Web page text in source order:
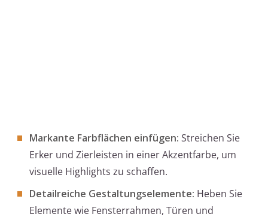
Markante Farbflächen einfügen: Streichen Sie
Erker und Zierleisten in einer Akzentfarbe, um
visuelle Highlights zu schaffen.
Detailreiche Gestaltungselemente: Heben Sie
Elemente wie Fensterrahmen, Türen und